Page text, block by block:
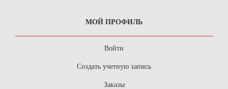
МОЙ ПРОФИЛЬ
Войти
Создать учетную запись
Заказы